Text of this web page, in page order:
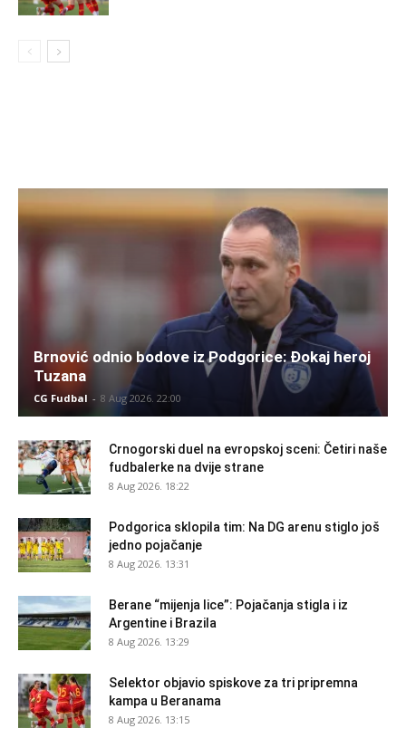
Brnović odnio bodove iz Podgorice: Đokaj heroj
Tuzana
CG Fudbal - 8 Aug 2026. 22:00
Crnogorski duel na evropskoj sceni: Četiri naše
fudbalerke na dvije strane
8 Aug 2026. 18:22
Podgorica sklopila tim: Na DG arenu stiglo još
jedno pojačanje
8 Aug 2026. 13:31
Berane “mijenja lice”: Pojačanja stigla i iz
Argentine i Brazila
8 Aug 2026. 13:29
Selektor objavio spiskove za tri pripremna
kampa u Beranama
8 Aug 2026. 13:15